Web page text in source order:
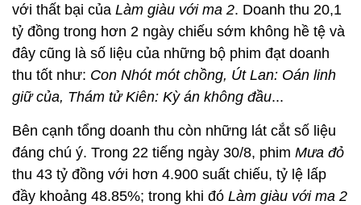
với thất bại của Làm giàu với ma 2. Doanh thu 20,1
tỷ đồng trong hơn 2 ngày chiếu sớm không hề tệ và
đây cũng là số liệu của những bộ phim đạt doanh
thu tốt như: Con Nhót mót chồng, Út Lan: Oán linh
giữ của, Thám tử Kiên: Kỳ án không đầu...
Bên cạnh tổng doanh thu còn những lát cắt số liệu
đáng chú ý. Trong 22 tiếng ngày 30/8, phim Mưa đỏ
thu 43 tỷ đồng với hơn 4.900 suất chiếu, tỷ lệ lấp
đầy khoảng 48.85%; trong khi đó Làm giàu với ma 2